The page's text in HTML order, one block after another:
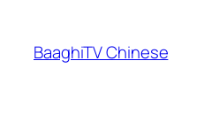
content
BaaghiTV Chinese